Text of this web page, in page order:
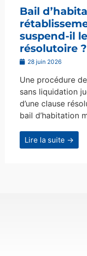
Bail
suspend-il
résolutoire ?
28 juin 2026
Une procédure
sans liquidation
d’une clause
bail d’habitation
Lire la suite →